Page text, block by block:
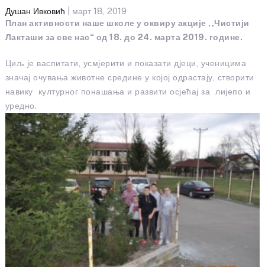
Душан Ивковић | март 18, 2019
План активности наше школе у оквиру акције ,,Чистији
Лакташи за све нас“ од 18. до 24. марта 2019. године.
Циљ је васпитати, усмјерити и показати дјеци, ученицима
значај очувања животне средине у којој одрастају, створити
навику културног понашања и развити осјећај за лијепо и
уредно.